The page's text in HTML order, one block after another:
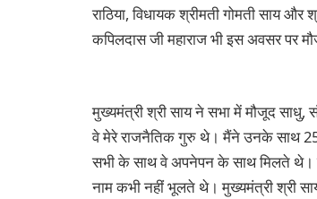
राठिया, विधायक श्रीमती गोमती साय
कपिलदास जी महाराज भी इस अवसर पर
मुख्यमंत्री श्री साय ने सभा में मौजूद
वे मेरे राजनैतिक गुरु थे। मैंने उनके साथ
सभी के साथ वे अपनेपन के साथ मिलते थे।
नाम कभी नहीं भूलते थे। मुख्यमंत्री श्री